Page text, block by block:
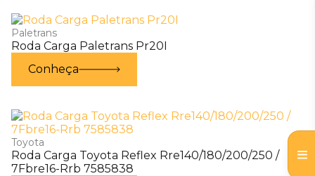
Paletrans
Roda Carga Paletrans Pr20I
Conheça
Toyota
Roda Carga Toyota Reflex Rre140/180/200/250 /
7Fbre16-Rrb 7585838